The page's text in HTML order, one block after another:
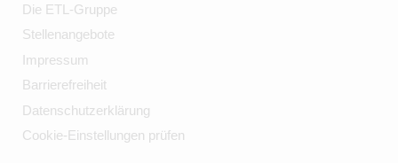
Die ETL-Gruppe
Stellenangebote
Impressum
Barrierefreiheit
Datenschutzerklärung
Cookie-Einstellungen prüfen